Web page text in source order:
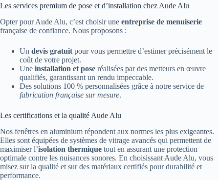
Les services premium de pose et d’installation chez Aude Alu
Opter pour Aude Alu, c’est choisir une entreprise de menuiserie
française de confiance. Nous proposons :
Un devis gratuit pour vous permettre d’estimer précisément le
coût de votre projet.
Une installation et pose réalisées par des metteurs en œuvre
qualifiés, garantissant un rendu impeccable.
Des solutions 100 % personnalisées grâce à notre service de
fabrication française sur mesure.
Les certifications et la qualité Aude Alu
Nos fenêtres en aluminium répondent aux normes les plus exigeantes.
Elles sont équipées de systèmes de vitrage avancés qui permettent de
maximiser l’isolation thermique tout en assurant une protection
optimale contre les nuisances sonores. En choisissant Aude Alu, vous
misez sur la qualité et sur des matériaux certifiés pour durabilité et
performance.